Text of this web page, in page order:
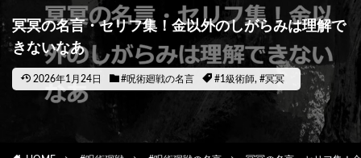
冥冥の名言・セリフ集！金以外のしがらみは理解で
きないなあ
2026年1月24日 #呪術廻戦の名言 #1級術師, #冥冥